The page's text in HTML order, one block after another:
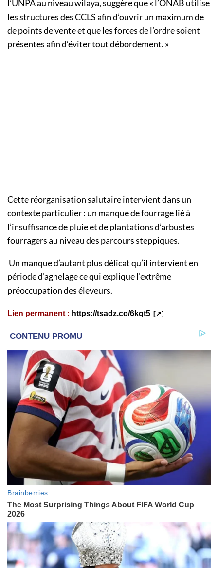
l’UNPA au niveau wilaya, suggère que « l’ONAB utilise
les structures des CCLS afin d’ouvrir un maximum de
de points de vente et que les forces de l’ordre soient
présentes afin d’éviter tout débordement. »
Cette réorganisation salutaire intervient dans un
contexte particulier : un manque de fourrage lié à
l’insuffisance de pluie et de plantations d’arbustes
fourragers au niveau des parcours steppiques.
Un manque d’autant plus délicat qu’il intervient en
période d’agnelage ce qui explique l’extrême
préoccupation des éleveurs.
Lien permanent : https://tsadz.co/6kqt5